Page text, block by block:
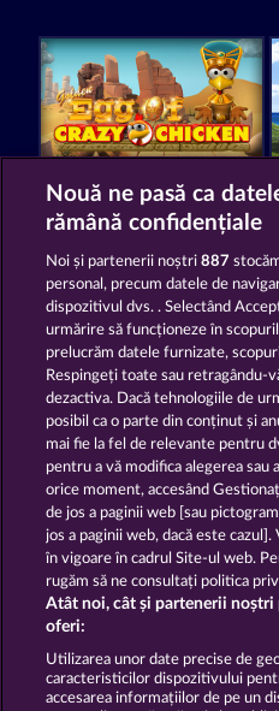
Cutie Cat
Termeni
Declarație privind
Asistență
Trimite
Nouă ne pasă ca
rămână confidențiale
Noi și partenerii noștri887
personal, precum datele de
dispozitivul dvs. . Selectând
urmărire să funcționeze în
prelucrăm datele furnizate,
Respingeți toate sau retragându-
dezactiva. Dacă tehnologiile de
posibil ca o parte din conținut și
mai fie la fel de relevante pentru
pentru a vă modifica alegerea
orice moment, accesând
de jos a paginii web [sau
jos a paginii web, dacă este
în vigoare în cadrul Site-ul web.
rugăm să ne consultați politica
Atât noi, cât și partenerii noștri
oferi:
Utilizarea unor date precise de
caracteristicilor dispozitivului
accesarea informațiilor de pe un